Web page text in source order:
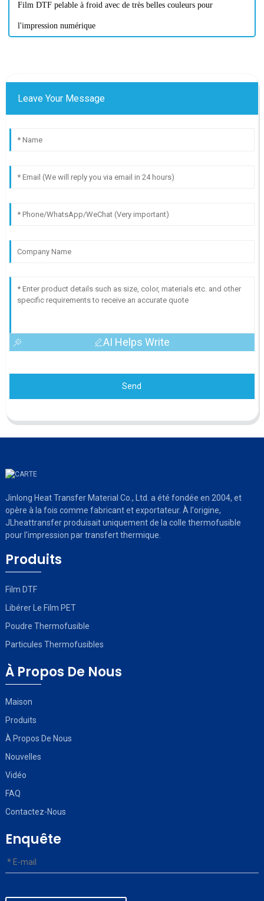
Film DTF pelable à froid avec de très belles couleurs pour
l'impression numérique
Leave Your Message
AI Helps Write
Send
Jinlong Heat Transfer Material Co., Ltd. a été fondée en 2004, et
opère à la fois comme fabricant et exportateur. À l'origine,
JLheattransfer produisait uniquement de la colle thermofusible
pour l'impression par transfert thermique.
Produits
Film DTF
Libérer Le Film PET
Poudre Thermofusible
Particules Thermofusibles
À Propos De Nous
Maison
Produits
À Propos De Nous
Nouvelles
Vidéo
FAQ
Contactez-Nous
Enquête